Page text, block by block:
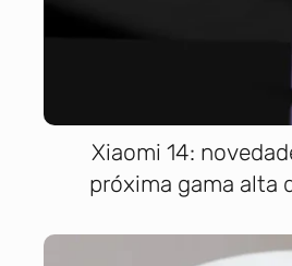
Xiaomi 14:
próxima gama alta